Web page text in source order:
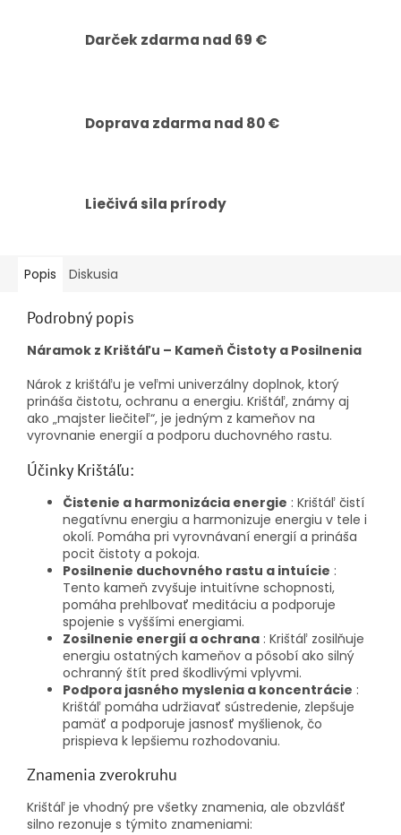
Darček zdarma nad 69 €
Doprava zdarma nad 80 €
Liečivá sila prírody
Popis Diskusia
Podrobný popis
Náramok z Krištáľu – Kameň Čistoty a Posilnenia
Nárok z krištáľu je veľmi univerzálny doplnok, ktorý
prináša čistotu, ochranu a energiu. Krištáľ, známy aj
ako „majster liečiteľ“, je jedným z kameňov na
vyrovnanie energií a podporu duchovného rastu.
Účinky Krištáľu:
Čistenie a harmonizácia energie : Krištáľ čistí
negatívnu energiu a harmonizuje energiu v tele i
okolí. Pomáha pri vyrovnávaní energií a prináša
pocit čistoty a pokoja.
Posilnenie duchovného rastu a intuície :
Tento kameň zvyšuje intuitívne schopnosti,
pomáha prehlbovať meditáciu a podporuje
spojenie s vyššími energiami.
Zosilnenie energií a ochrana : Krištáľ zosilňuje
energiu ostatných kameňov a pôsobí ako silný
ochranný štít pred škodlivými vplyvmi.
Podpora jasného myslenia a koncentrácie :
Krištáľ pomáha udržiavať sústredenie, zlepšuje
pamäť a podporuje jasnosť myšlienok, čo
prispieva k lepšiemu rozhodovaniu.
Znamenia zverokruhu
Krištáľ je vhodný pre všetky znamenia, ale obzvlášť
silno rezonuje s týmito znameniami: